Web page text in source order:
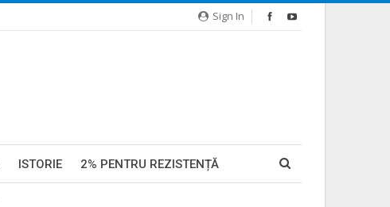
Sign In
ISTORIE 2% PENTRU REZISTENȚĂ